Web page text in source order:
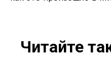
Читайте